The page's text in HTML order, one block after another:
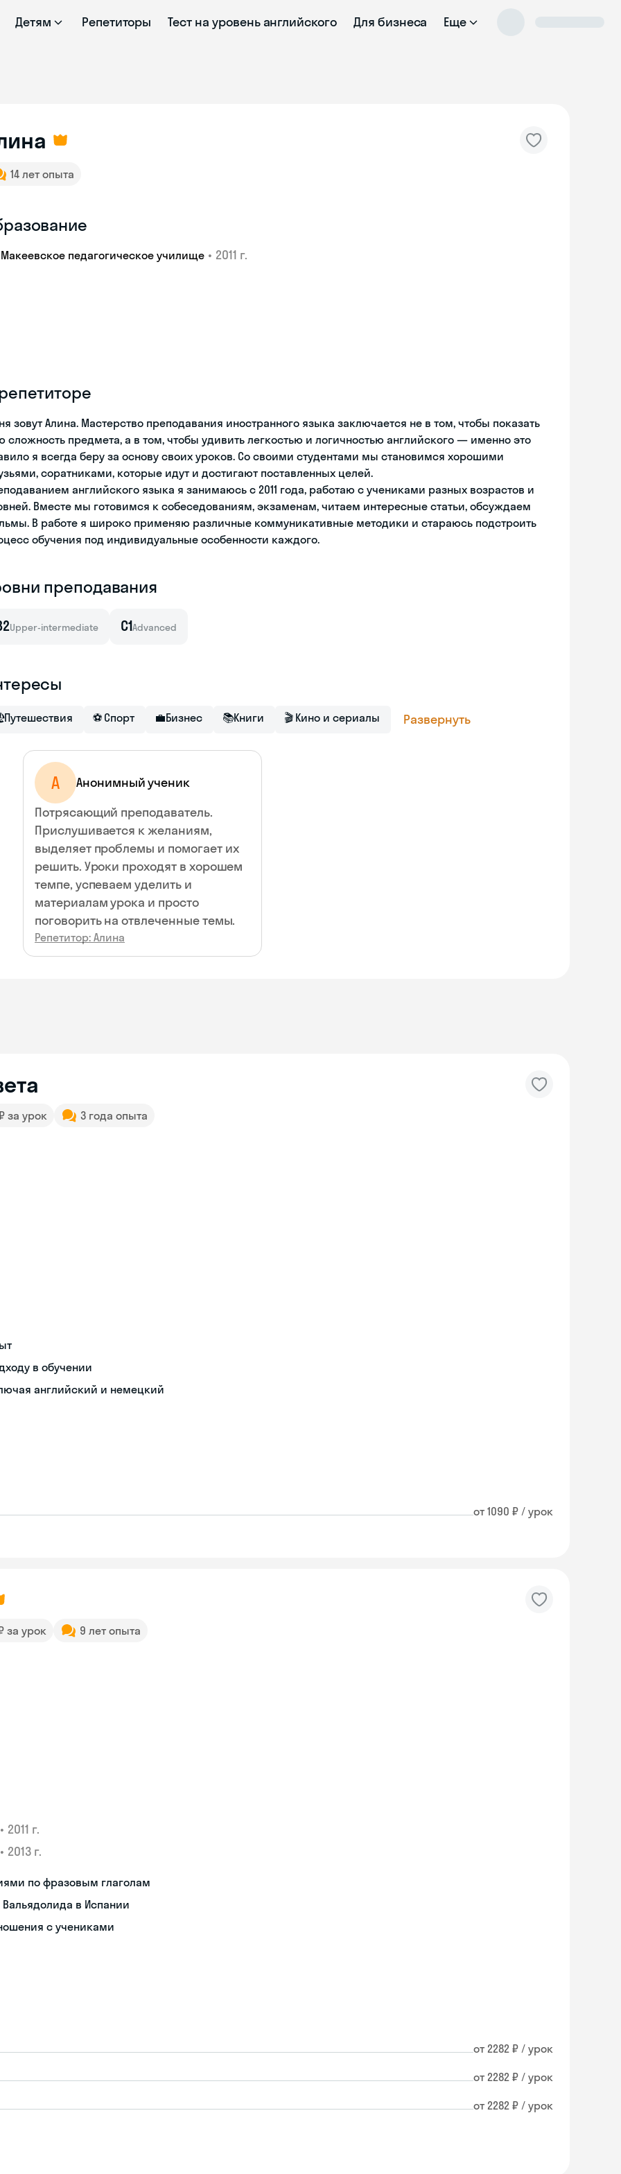
Детям Репетиторы Тест на уровень английского Для бизнеса Еще
14 лет опыта
Макеевское педагогическое училище • 2011 г.
зовут Алина. Мастерство преподавания иностранного языка заключается не в том, чтобы показать
сложность предмета, а в том, чтобы удивить легкостью и логичностью английского — именно это
я всегда беру за основу своих уроков. Со своими студентами мы становимся хорошими
соратниками, которые идут и достигают поставленных целей.
английского языка я занимаюсь с 2011 года, работаю с учениками разных возрастов и
Вместе мы готовимся к собеседованиям, экзаменам, читаем интересные статьи, обсуждаем
В работе я широко применяю различные коммуникативные методики и стараюсь подстроить
обучения под индивидуальные особенности каждого.
преподавания
Upper-intermediate C1Advanced
Путешествия ⚽ Спорт 💼Бизнес 📚Книги 🎬 Кино и сериалы Развернуть
А
Анонимный ученик
Потрясающий преподаватель.
Прислушивается к желаниям,
выделяет проблемы и помогает их
решить. Уроки проходят в хорошем
темпе, успеваем уделить и
материалам урока и просто
поговорить на отвлеченные темы.
Репетитор: Алина
за урок 3 года опыта
в обучении
английский и немецкий
от 1090 ₽ / урок
за урок 9 лет опыта
• 2011 г.
• 2013 г.
по фразовым глаголам
в Испании
с учениками
от 2282 ₽ / урок
от 2282 ₽ / урок
от 2282 ₽ / урок